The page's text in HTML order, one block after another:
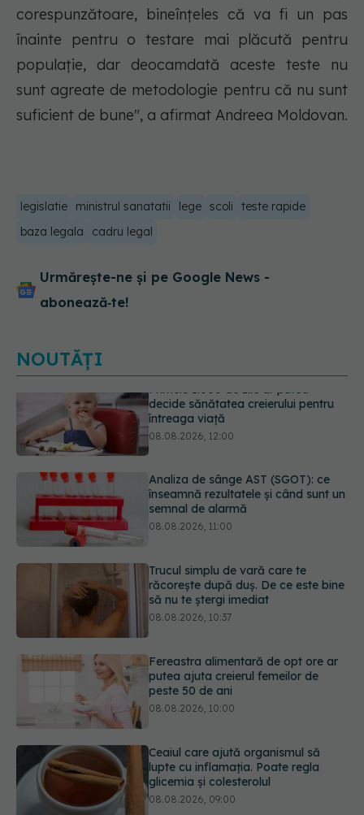
corespunzătoare, bineînţeles că va fi un pas
înainte pentru o testare mai plăcută pentru
populaţie, dar deocamdată aceste teste nu
sunt agreate de metodologie pentru că nu sunt
suficient de bune", a afirmat Andreea Moldovan.
legislatie ministrul sanatatii lege scoli
teste rapide
baza legala
cadru legal
Urmărește-ne și pe Google News -
abonează‑te!
NOUTĂȚI
Analiza de sânge AST (SGOT): ce
înseamnă rezultatele și când sunt un
semnal de alarmă
Trucul simplu de vară care te
răcorește după duș. De ce este bine
să nu te ștergi imediat
Fereastra alimentară de opt ore ar
putea ajuta creierul femeilor de
peste 50 de ani
Ceaiul care ajută organismul să
lupte cu inflamația. Poate regla
glicemia și colesterolul
Primele 1.000 de zile ar putea
decide sănătatea creierului pentru
întreaga viață